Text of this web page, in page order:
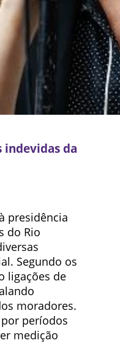
indevidas da
presidência
do Rio
Segundo os
ligações de
moradores.
períodos
medição